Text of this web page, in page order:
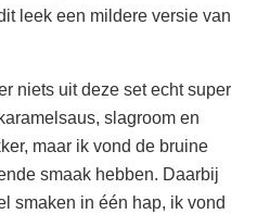
leek een mildere versie van
niets uit deze set echt super
slagroom en
maar ik vond de bruine
smaak hebben. Daarbij
smaken in één hap, ik vond